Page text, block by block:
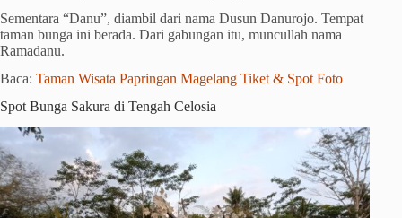
Sementara “Danu”, diambil dari nama Dusun Danurojo. Tempat
taman bunga ini berada. Dari gabungan itu, muncullah nama
Ramadanu.
Baca: Taman Wisata Papringan Magelang Tiket & Spot Foto
Spot Bunga Sakura di Tengah Celosia